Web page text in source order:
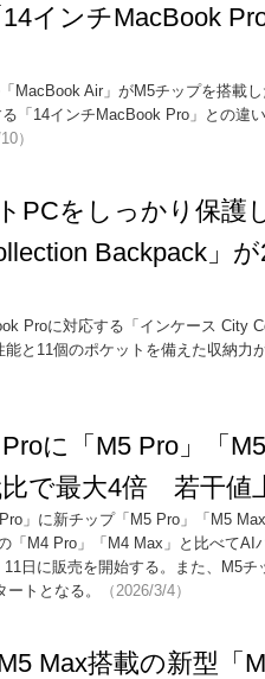
14インチMacBook
MacBook Air」がM5チップを搭載
「14インチMacBook Pro」との違
）
PCをしっかり保護
Backpack」
Proに対応する「インケース City
と11個のポケットを備えた収納力
に「M5 Pro」「
で最大4倍 若干値
」に新チップ「M5 Pro」「M5
「M4 Pro」「M4 Max」と比べてAI
日に販売を開始する。また、M5
トとなる。
（2026/3/4）
Max搭載の新型「